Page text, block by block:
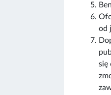
od
się